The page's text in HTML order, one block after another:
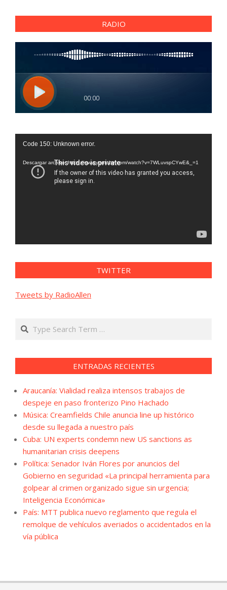
RADIO
Reproductor
vídeo
Code 150: Unknown error.
Descargar archivo: https://www.youtube.com/watch?v=7WLuvspCYwE&_=1
TWITTER
Tweets by RadioAllen
Search
ENTRADAS RECIENTES
Araucanía: Vialidad realiza intensos trabajos de
despeje en paso fronterizo Pino Hachado
Música: Creamfields Chile anuncia line up histórico
desde su llegada a nuestro país
Cuba: UN experts condemn new US sanctions as
humanitarian crisis deepens
Política: Senador Iván Flores por anuncios del
Gobierno en seguridad «La principal herramienta para
golpear al crimen organizado sigue sin urgencia;
Inteligencia Económica»
País: MTT publica nuevo reglamento que regula el
remolque de vehículos averiados o accidentados en la
vía pública